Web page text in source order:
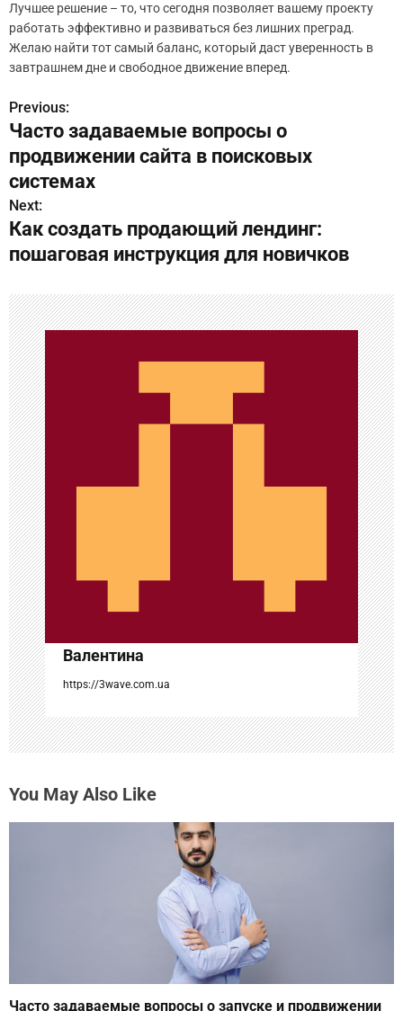
Лучшее решение – то, что сегодня позволяет вашему проекту
работать эффективно и развиваться без лишних преград.
Желаю найти тот самый баланс, который даст уверенность в
завтрашнем дне и свободное движение вперед.
Н
а
в
и
г
ц
и
я
п
о
з
а
п
и
с
я
м
Previous:
Часто задаваемые вопросы о
продвижении сайта в поисковых
системах
Next:
Как создать продающий лендинг:
пошаговая инструкция для новичков
Валентина
https://3wave.com.ua
You May Also Like
Часто задаваемые вопросы о запуске и продвижении